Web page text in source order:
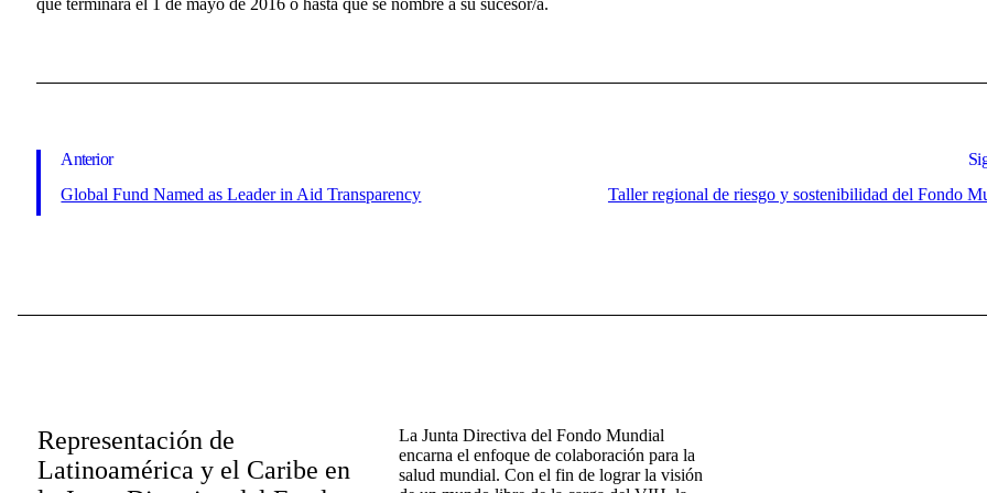
que terminará el 1 de mayo de 2016 o hasta que se nombre a su sucesor/a.
Anterior
Global Fund Named as Leader in Aid Transparency
Taller regional de riesgo y sostenibilidad del Fondo
Representación de
Latinoamérica y el Caribe en
La Junta Directiva del Fondo Mundial
encarna el enfoque de colaboración para la
salud mundial. Con el fin de lograr la visión